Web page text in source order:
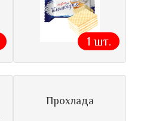
1 шт.
Прохлада